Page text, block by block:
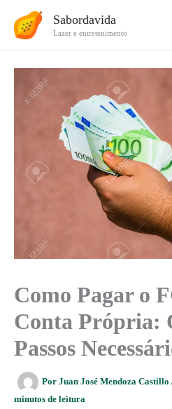
para
Sabordavida
Lazer e entretenimento
Como Pagar o
Conta Própria:
Passos
Por Juan José Mendoza Castillo
minutos de leitura